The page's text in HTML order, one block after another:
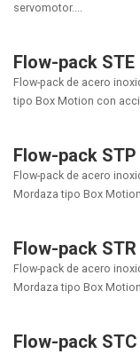
servomotor....
Flow-pack STE
Flow-pack de acero
tipo Box Motion con
Flow-pack STP
Flow-pack de acero
Mordaza tipo Box
Flow-pack STR
Flow-pack de acero
Mordaza tipo Box
Flow-pack STC